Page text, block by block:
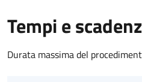
Tempi e
Durata massima del